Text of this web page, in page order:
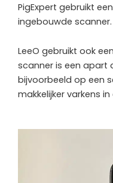
PigExpert gebruikt
ingebouwde scanner.
LeeO gebruikt ook
scanner is een apart
bijvoorbeeld op een
makkelijker varkens